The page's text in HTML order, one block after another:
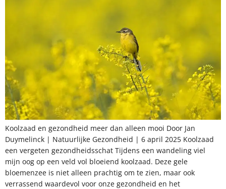
Koolzaad en gezondheid meer dan alleen mooi Door Jan
Duymelinck | Natuurlijke Gezondheid | 6 april 2025 Koolzaad
een vergeten gezondheidsschat Tijdens een wandeling viel
mijn oog op een veld vol bloeiend koolzaad. Deze gele
bloemenzee is niet alleen prachtig om te zien, maar ook
verrassend waardevol voor onze gezondheid en het